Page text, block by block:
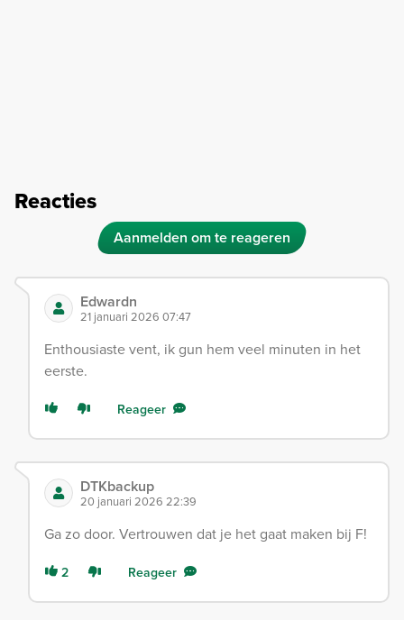
Reacties
Aanmelden om te reageren
Edwardn
21 januari 2026 07:47
Enthousiaste vent, ik gun hem veel minuten in het
eerste.
Reageer
DTKbackup
20 januari 2026 22:39
Ga zo door. Vertrouwen dat je het gaat maken bij F!
2 Reageer